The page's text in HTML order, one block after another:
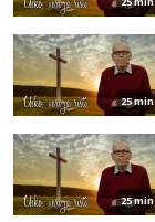
25 min
25 min